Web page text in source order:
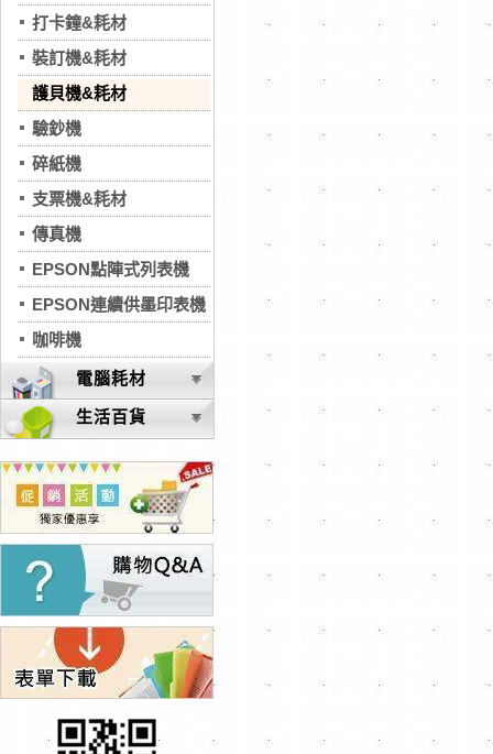
打卡鐘&耗材
裝訂機&耗材
護貝機&耗材
驗鈔機
碎紙機
支票機&耗材
傳真機
EPSON點陣式列表機
EPSON連續供墨印表機
咖啡機
電腦耗材
生活百貨